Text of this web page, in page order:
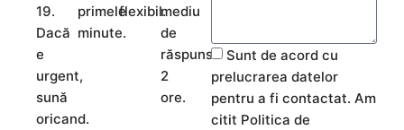
19.
Dacă
e
urgent,
sună
oricand.
primele
minute.
flexibil.mediu
de
răspuns:
2
ore.
Sunt de acord cu
prelucrarea datelor
pentru a fi contactat. Am
citit Politica de